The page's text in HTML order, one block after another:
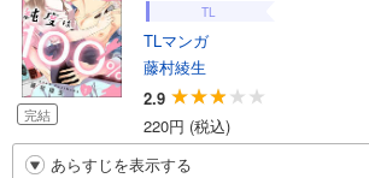
完結
TL
TLマンガ
藤村綾生
2.9
220円 (税込)
あらすじを表示する